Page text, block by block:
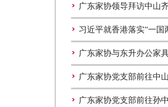
广东家协领导拜访中山
习近平就香港落实“一国
广东家协与东升办公家
广东家协党支部前往中
广东家协党支部前往孙